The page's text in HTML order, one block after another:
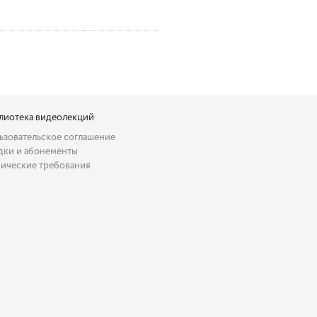
видеолекций
соглашение
и абонементы
требования